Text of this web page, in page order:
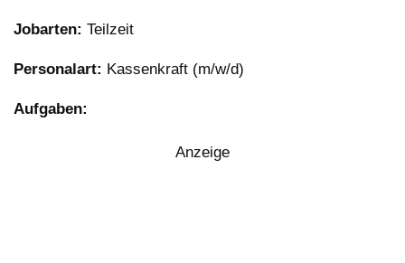
Jobarten: Teilzeit
Personalart: Kassenkraft (m/w/d)
Aufgaben:
Anzeige